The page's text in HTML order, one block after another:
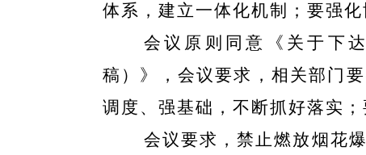
体系，建立一体化机制；要强
会议原则同意《关于下
稿）》，会议要求，相关部门
调度、强基础，不断抓好落实
会议要求，禁止燃放烟花